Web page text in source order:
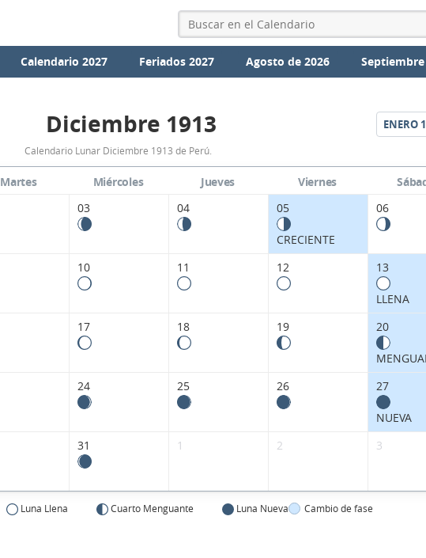
Calendario 2027 Feriados 2027 Agosto de 2026
Calendario
Lunar
Diciembre
1913
Perú.
Diciembre 1913 ENERO
Calendario Lunar Diciembre 1913 de Perú.
Martes Miércoles Jueves Viernes
03 04 05
CRECIENTE
06
10 11 12 13
LLENA
17 18 19 20
24 25 26 27
NUEVA
31 1 2 3
Luna Llena Cuarto Menguante Luna Nueva Cambio de fase